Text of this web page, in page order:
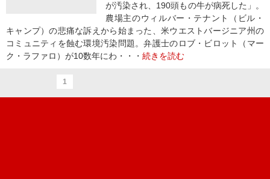
が汚染され、190頭もの牛が病死した」。
農場主のウィルバー・テナント（ビル・
キャンプ）の悲痛な訴えから始まった、米ウエストバージニア州の
コミュニティを蝕む環境汚染問題。弁護士のロブ・ビロット（マー
ク・ラファロ）が10数年にわ・・・ 続きを読む
1